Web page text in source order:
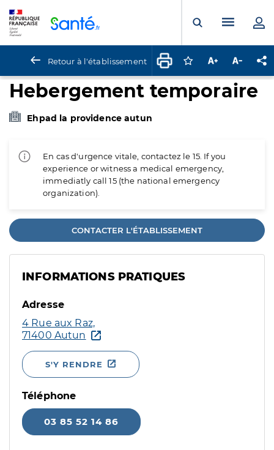
Ouvrir laMenu
Retour à l'établissement Connectez-vous
Augmenter la
Hebergement temporaire
Ehpad la providence autun
En cas d'urgence vitale, contactez le 15. If you
experience or witness a medical emergency,
immediatly call 15 (the national emergency
organization).
CONTACTER L'ÉTABLISSEMENT
INFORMATIONS PRATIQUES
Adresse
4 Rue aux Raz,
71400 Autun
S'Y RENDRE
Téléphone
03 85 52 14 86